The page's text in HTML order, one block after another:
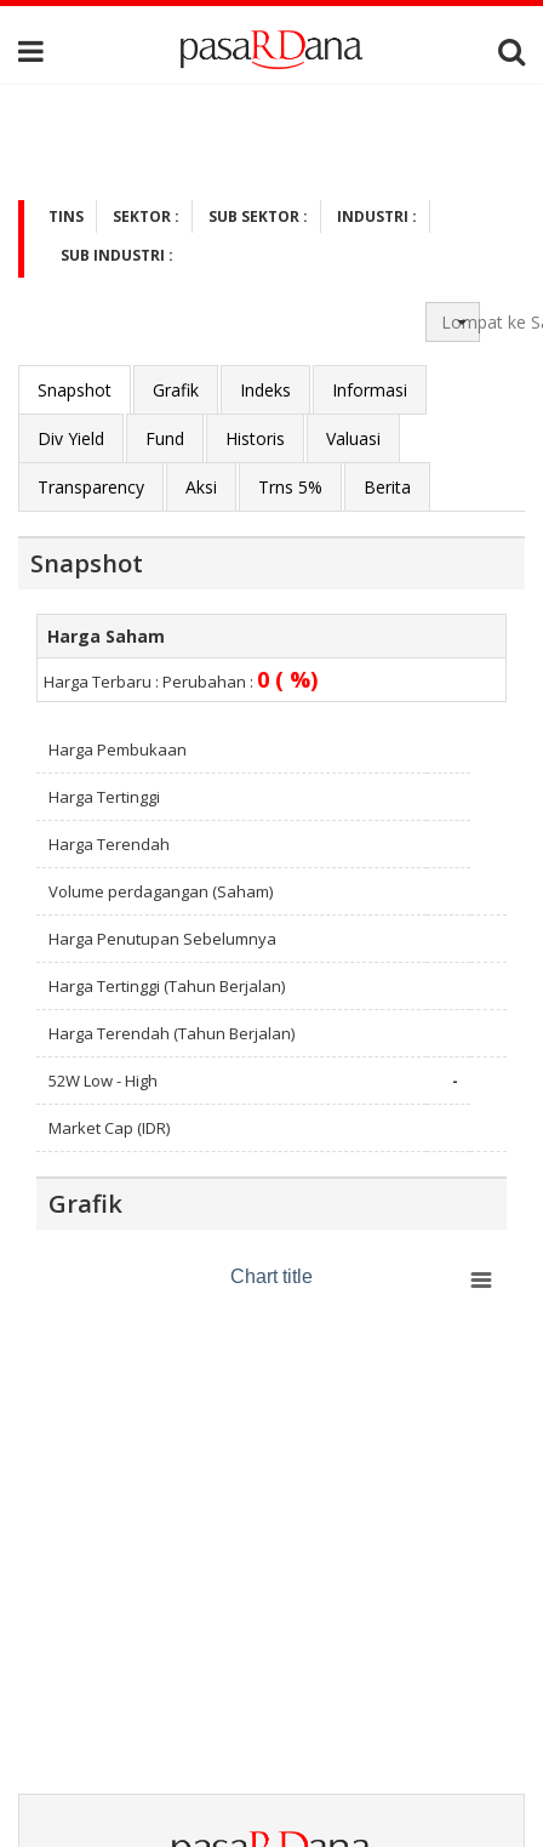
TINS SEKTOR : SUB SEKTOR :
INDUSTRI :
SUB INDUSTRI :
Lompat ke
Snapshot Grafik Indeks Informasi
Div Yield Fund Historis Valuasi
Transparency Aksi Trns 5% Berita
Snapshot
Harga Saham
Harga Terbaru : Perubahan : 0 ( %)
Harga Pembukaan
Harga Tertinggi
Harga Terendah
Volume perdagangan (Saham)
Harga Penutupan Sebelumnya
Harga Tertinggi (Tahun Berjalan)
Harga Terendah (Tahun Berjalan)
52W Low - High -
Market Cap (IDR)
Grafik
Chart title